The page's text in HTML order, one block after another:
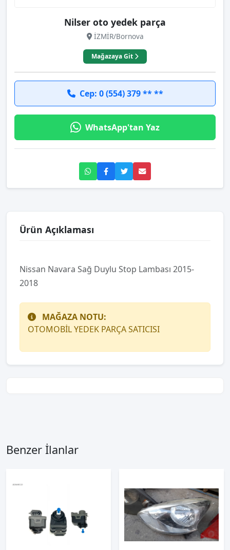
Nilser oto yedek parça
İZMİR/Bornova
Mağazaya Git
Cep: 0 (554) 379 ** **
WhatsApp'tan Yaz
Ürün Açıklaması
Nissan Navara Sağ Duylu Stop Lambası 2015-
2018
MAĞAZA NOTU:
OTOMOBİL YEDEK PARÇA SATICISI
Benzer İlanlar